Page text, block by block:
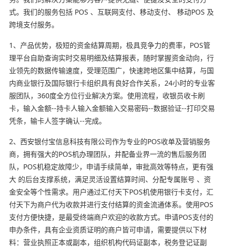
式。我们的服务包括 POS 、互联网支付、移动支付、 移动POS 及
跨境支付服务。
1、产品优势，极短的资金结算周期，极具竞争力的费率，POS管
理平台自助查询实时交易明细及结算报表，随时掌握资金动向，行
业领先的数据传输速度，受理范围广，快速跨地区集中结算，与国
内商业银行及国际银行卡组织具有良好合作关系，24小时的专业客
服团队，360度全方位行业解决方案。使用流程，收银员收卡刷
卡，输入金额--持卡人输入金额输入交易密码--数据验证--打印交易
凭条，输卡人签字确认--完成。
2、西安银付宝信息科技有限公司作为专业的POS收单及营销服务
商，拥有强大的POS机办理团队，并配备业界一流的售后服务团
队，POS机稳定故障少，申请手续简单，审批高效等特点，更有强
大 的后台支撑系统，满足灵活设置结算时间、分配专属账号 、资
金安全等个性需求。用户通过汇付天下POS机使用银行卡支付，汇
付天下为商户代为收款并进行支付结算的资金流通体系。使用POS
支付方便快捷，是最受终端商户欢迎的收款方式。申请POS支付的
申办条件，具有企业资质证明的商户皆可申请，需要提供以下材
料：营业执照正本或副本，组织机构代码证副本，税务登记证副